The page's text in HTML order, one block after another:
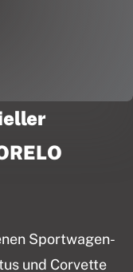
Sportwagen-
und Corvette